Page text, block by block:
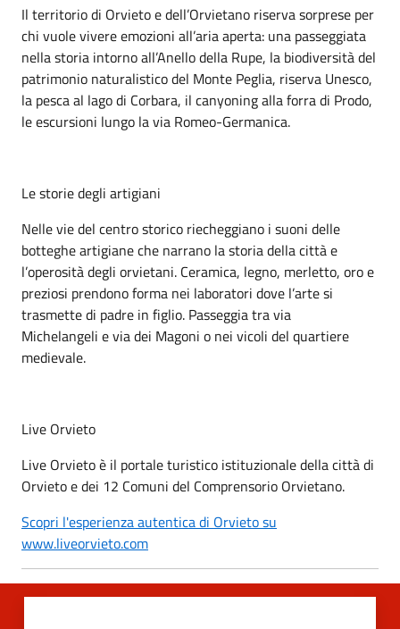
Il territorio di Orvieto e dell’Orvietano riserva sorprese per
chi vuole vivere emozioni all’aria aperta: una passeggiata
nella storia intorno all’Anello della Rupe, la biodiversità del
patrimonio naturalistico del Monte Peglia, riserva Unesco,
la pesca al lago di Corbara, il canyoning alla forra di Prodo,
le escursioni lungo la via Romeo-Germanica.
Le storie degli artigiani
Nelle vie del centro storico riecheggiano i suoni delle
botteghe artigiane che narrano la storia della città e
l’operosità degli orvietani. Ceramica, legno, merletto, oro e
preziosi prendono forma nei laboratori dove l’arte si
trasmette di padre in figlio. Passeggia tra via
Michelangeli e via dei Magoni o nei vicoli del quartiere
medievale.
Live Orvieto
Live Orvieto è il portale turistico istituzionale della città di
Orvieto e dei 12 Comuni del Comprensorio Orvietano.
Scopri l'esperienza autentica di Orvieto su
www.liveorvieto.com